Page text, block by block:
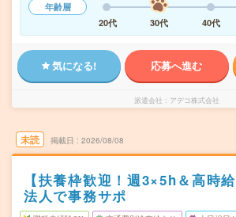
年齢層
20代
30代 40代
気になる! 応募へ進む
派遣会社 アデコ株式会社
未読 掲載日 2026/08/08
【扶養枠歓迎！週3×5h＆高時
法人で事務サポ